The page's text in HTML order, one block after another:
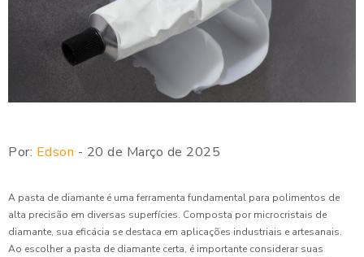
Por: Edson - 20 de Março de 2025
A pasta de diamante é uma ferramenta fundamental para polimentos de
alta precisão em diversas superfícies. Composta por microcristais de
diamante, sua eficácia se destaca em aplicações industriais e artesanais.
Ao escolher a pasta de diamante certa, é importante considerar suas